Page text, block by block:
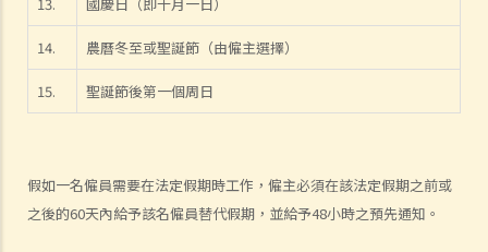
14. 農曆冬至或聖誕節（由僱主選擇）
15. 聖誕節後第一個周日
假如一名僱員需要在法定假期時工作，僱主必須在該法定假期之前或
之後的60天內給予該名僱員替代假期，並給予48小時之預先通知。
2. 我懷疑公司內某銷售員不斷將客戶資料給予本公司的競爭對手，所以
他？
2. 我是一名辦公室文員，但老闆經常指令我在貨倉內搬運重物，我認為
3. 僱員幾日沒有上班，但沒有給予理由，僱主可否即時解僱？
4. 我將會以其中一個「有效的解僱理由」 解僱我的職員。我是否需要給